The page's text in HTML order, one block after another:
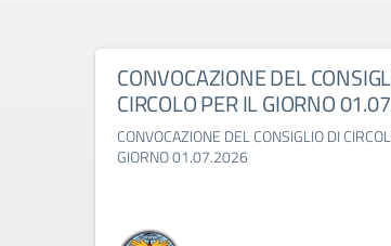
CONVOCAZIONE DEL
CIRCOLO PER IL GIORNO
CONVOCAZIONE DEL CONSIGLIO DI
GIORNO 01.07.2026